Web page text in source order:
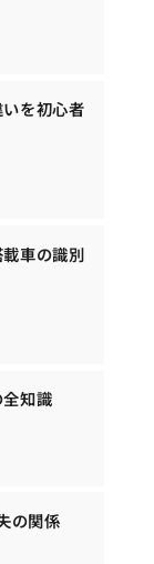
を初心者
車の識別
知識
の関係